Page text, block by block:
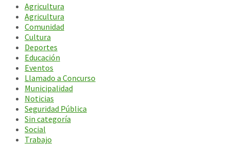
Agricultura
Agricultura
Comunidad
Cultura
Deportes
Educación
Eventos
Llamado a Concurso
Municipalidad
Noticias
Seguridad Pública
Sin categoría
Social
Trabajo